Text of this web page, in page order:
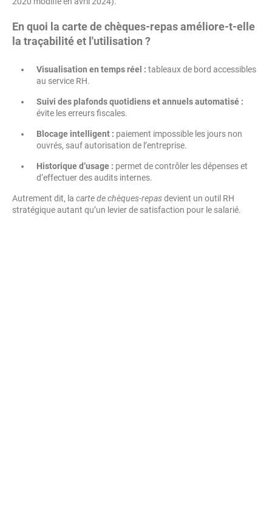
En quoi la carte de chèques-repas améliore-t-elle
la traçabilité et l'utilisation ?
Visualisation en temps réel : tableaux de bord accessibles
au service RH.
Suivi des plafonds quotidiens et annuels automatisé :
évite les erreurs fiscales.
Blocage intelligent : paiement impossible les jours non
ouvrés, sauf autorisation de l’entreprise.
Historique d’usage : permet de contrôler les dépenses et
d’effectuer des audits internes.
Autrement dit, la carte de chèques-repasdevient un outil RH
stratégique autant qu’un levier de satisfaction pour le salarié.